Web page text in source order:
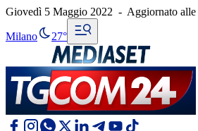
Giovedì 5 Maggio 2022 - Aggiornato alle
Milano 27°